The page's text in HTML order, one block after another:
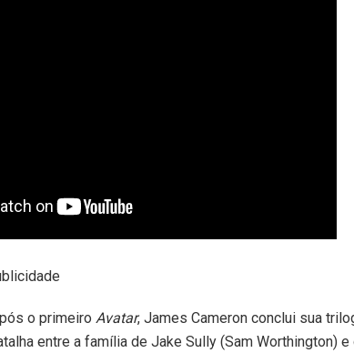
o primeiro Avatar, James Cameron conclui sua
entre a família de Jake Sully (Sam Worthington)